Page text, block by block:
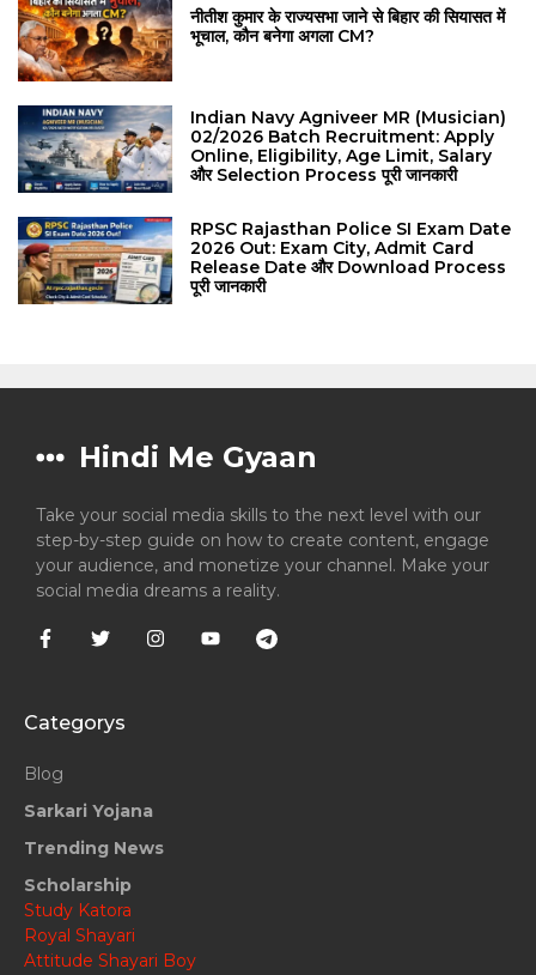
नीतीश कुमार के राज्यसभा जाने से बिहार की सियासत में
भूचाल, कौन बनेगा अगला CM?
Indian Navy Agniveer MR (Musician)
02/2026 Batch Recruitment: Apply
Online, Eligibility, Age Limit, Salary
और Selection Process पूरी जानकारी
RPSC Rajasthan Police SI Exam Date
2026 Out: Exam City, Admit Card
Release Date और Download Process
पूरी जानकारी
Hindi Me Gyaan
Take your social media skills to the next level with our
step-by-step guide on how to create content, engage
your audience, and monetize your channel. Make your
social media dreams a reality.
Categorys
Blog
Sarkari Yojana
Trending News
Scholarship
Study Katora
Royal Shayari
Attitude Shayari Boy